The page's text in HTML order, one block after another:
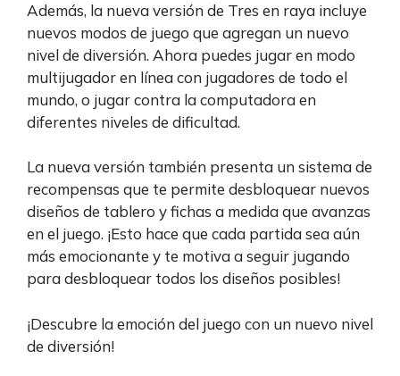
Además, la nueva versión de Tres en raya incluye
nuevos modos de juego que agregan un nuevo
nivel de diversión. Ahora puedes jugar en modo
multijugador en línea con jugadores de todo el
mundo, o jugar contra la computadora en
diferentes niveles de dificultad.
La nueva versión también presenta un sistema de
recompensas que te permite desbloquear nuevos
diseños de tablero y fichas a medida que avanzas
en el juego. ¡Esto hace que cada partida sea aún
más emocionante y te motiva a seguir jugando
para desbloquear todos los diseños posibles!
¡Descubre la emoción del juego con un nuevo nivel
de diversión!